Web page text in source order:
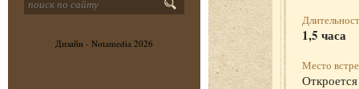
Дизайн - Notamedia 2026 1,5 часа
Место